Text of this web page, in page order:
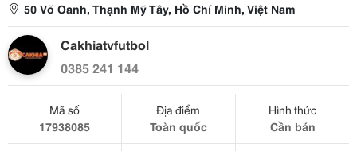
50 Võ Oanh, Thạnh Mỹ Tây, Hồ Chí Minh, Việt Nam
Cakhiatvfutbol
0385 241 144
Mã số
17938085
Địa điểm
Toàn quốc
Hình thức
Cần bán